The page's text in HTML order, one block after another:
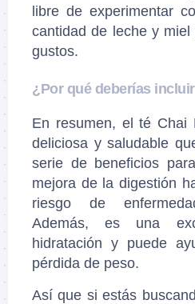
libre de experimentar
cantidad de leche y
gustos.
¿Por qué deberías
En resumen, el té Chai
deliciosa y saludable
serie de beneficios
mejora de la digestión
riesgo de
Además, es una
hidratación y puede
pérdida de peso.
Así que si estás